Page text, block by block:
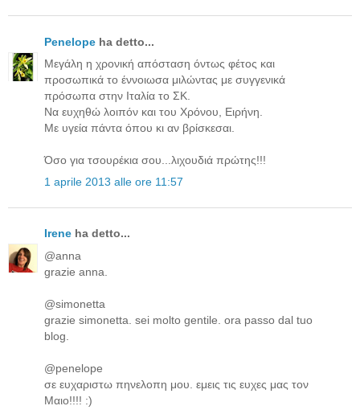
Penelope ha detto...
Mεγάλη η χρονική απόσταση όντως φέτος και
προσωπικά το έννοιωσα μιλώντας με συγγενικά
πρόσωπα στην Ιταλία το ΣΚ.
Να ευχηθώ λοιπόν και του Χρόνου, Ειρήνη.
Με υγεία πάντα όπου κι αν βρίσκεσαι.
Όσο για τσουρέκια σου...λιχουδιά πρώτης!!!
1 aprile 2013 alle ore 11:57
Irene ha detto...
@anna
grazie anna.
@simonetta
grazie simonetta. sei molto gentile. ora passo dal tuo
blog.
@penelope
σε ευχαριστω πηνελοπη μου. εμεις τις ευχες μας τον
Μαιο!!!! :)